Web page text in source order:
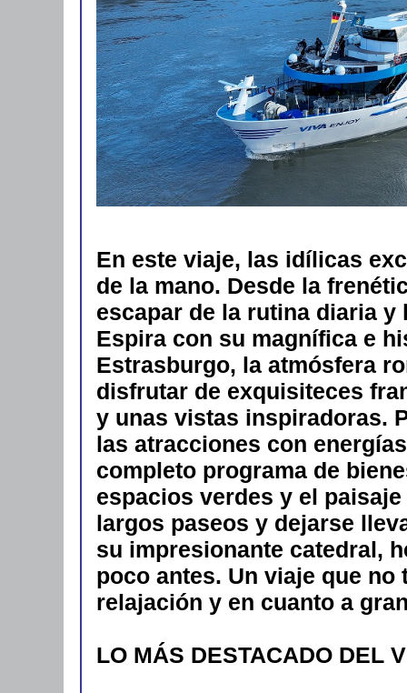
En este viaje, las idílicas
de la mano. Desde la
escapar de la rutina diaria
Espira con su magnífica e
Estrasburgo, la atmósfera
disfrutar de exquisiteces
y unas vistas inspiradoras.
las atracciones con
completo programa de
espacios verdes y el
largos paseos y dejarse
su impresionante catedral,
poco antes. Un viaje que
relajación y en cuanto a
LO MÁS DESTACADO DEL